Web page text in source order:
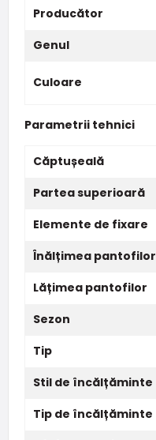
Producător
Genul
Culoare
Parametrii tehnici
Căptușeală
Partea superioară
Elemente de fixare
Înălțimea pantofilor
Lățimea pantofilor
Sezon
Tip
Stil de încălțăminte
Tip de încălțăminte